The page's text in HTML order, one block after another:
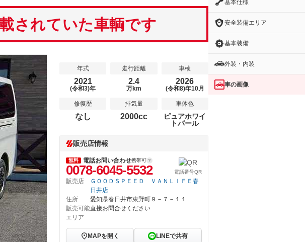
されていた車輌です
年式
2021
(令和3)年
走行距離
2.4
万km
車検
2026
(令和8)年10月
修復歴
なし
排気量
2000cc
車体色
ピュアホワイ
トパール
販売店情報
無料 電話お問い合わせ携帯可
0078-6045-5532 電話番号QR
販売店
ＧＯＯＤＳＰＥＥＤ ＶＡＮＬＩＦＥ春
日井店
住所
愛知県春日井市東野町９－７－１１
販売可能
エリア
直接お問合せください
MAPを開く LINEで共有
基本仕様
安全装備エリア
基本装備
外装・内装
車の画像